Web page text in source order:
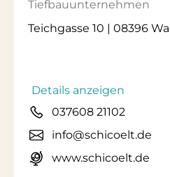
Tiefbauunternehmen
Teichgasse 10 | 08396
Details anzeigen
037608 21102
info@schicoelt.de
www.schicoelt.de